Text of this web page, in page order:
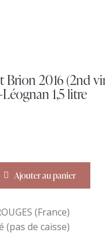
Brion 2016 (2nd
1,5 litre
Ajouter au panier
(France)
(pas de caisse)